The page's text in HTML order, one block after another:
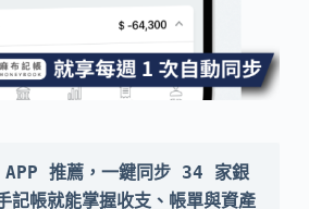
APP 推薦，一鍵同步 34 家銀
記帳就能掌握收支、帳單與資產